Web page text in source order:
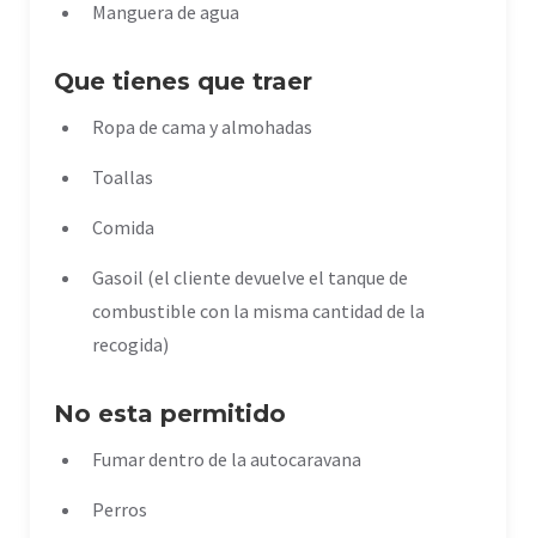
Manguera de agua
Que tienes que traer
Ropa de cama y almohadas
Toallas
Comida
Gasoil (el cliente devuelve el tanque de
combustible con la misma cantidad de la
recogida)
No esta permitido
Fumar dentro de la autocaravana
Perros